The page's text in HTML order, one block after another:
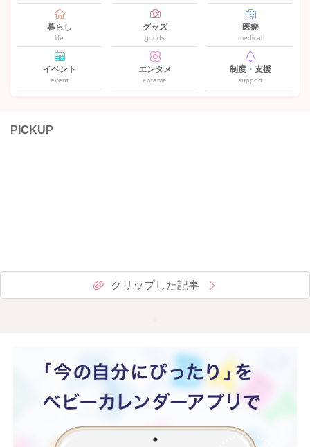
暮らし
life
グッズ
goods
医療
medical
イベント
event
エンタメ
entame
制度・支援
support
PICKUP
クリップした記事